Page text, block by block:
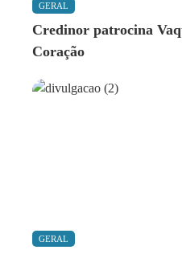
GERAL
Credinor patrocina
Coração
GERAL